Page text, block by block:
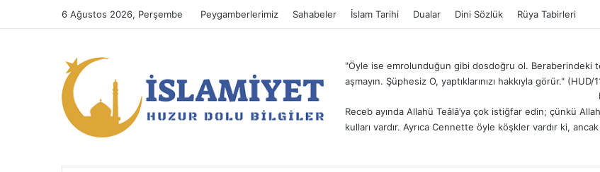
6 Ağustos 2026, Perşembe Peygamberlerimiz Sahabeler İslam Tarihi Dualar Dini Sözlük Rüya Tabirleri
"Öyle ise emrolunduğun gibi dosdoğru ol.
aşmayın. Şüphesiz O, yaptıklarınızı hakkıyla görür." (HUD/
Receb ayında Allahü Teâlâ’ya çok istiğfar edin; çünkü
kulları vardır. Ayrıca Cennette öyle köşkler vardır ki,